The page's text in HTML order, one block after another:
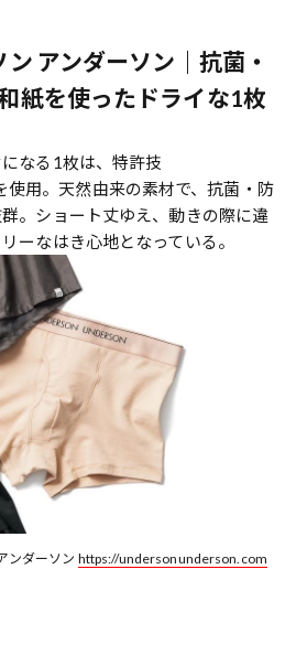
アンダーソン｜抗菌・
紙を使ったドライな1枚
なる1枚は、特許技
使用。天然由来の素材で、抗菌・防
。ショート丈ゆえ、動きの際に違
ーなはき心地となっている。
ンダーソン https://undersonunderson.com